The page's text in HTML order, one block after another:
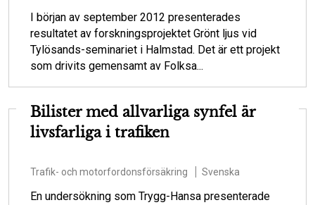
I början av september 2012 presenterades
resultatet av forskningsprojektet Grönt ljus vid
Tylösands-seminariet i Halmstad. Det är ett projekt
som drivits gemensamt av Folksa...
Bilister med allvarliga synfel är
livsfarliga i trafiken
Trafik- och motorfordonsförsäkring Svenska
En undersökning som Trygg-Hansa presenterade